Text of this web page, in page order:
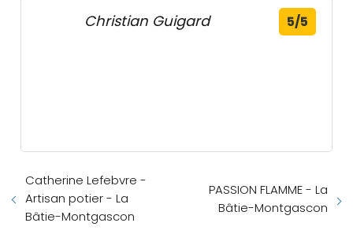
Christian Guigard 5/5
Catherine Lefebvre -
Artisan potier - La
Bâtie-Montgascon
PASSION FLAMME - La
Bâtie-Montgascon